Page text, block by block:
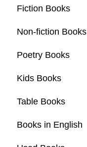
Fiction Books
Non-fiction Books
Poetry Books
Kids Books
Table Books
Books in English